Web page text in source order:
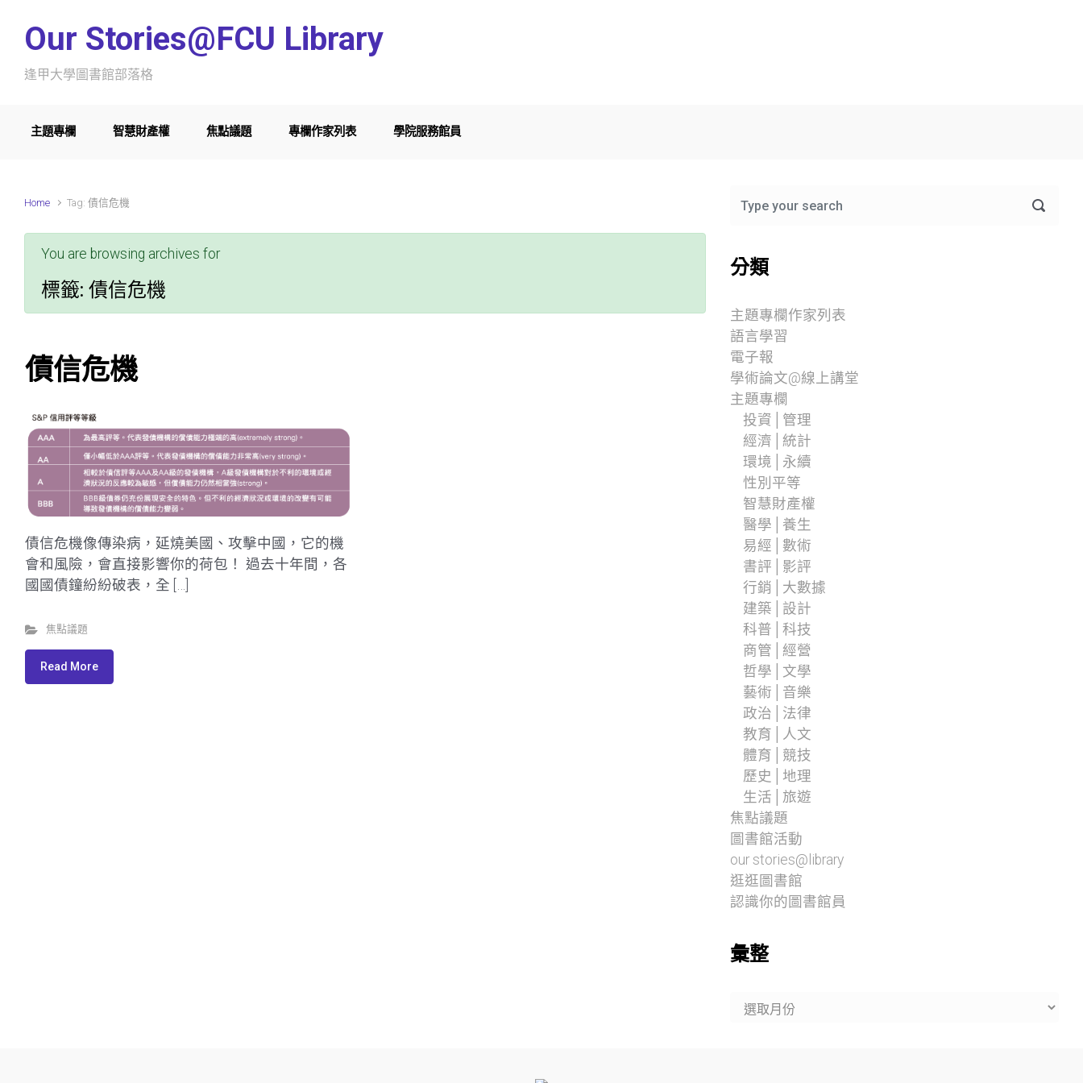
Our Stories@FCU Library
逢甲大學圖書館部落格
主題專欄 智慧財產權 焦點議題 專欄作家列表 學院服務館員
Home Tag: 債信危機
You are browsing archives for
標籤: 債信危機
債信危機
債信危機像傳染病，延燒美國、攻擊中國，它的機
會和風險，會直接影響你的荷包！ 過去十年間，各
國國債鐘紛紛破表，全 […]
焦點議題
Read More
分類
主題專欄作家列表
語言學習
電子報
學術論文@線上講堂
主題專欄
投資│管理
經濟│統計
環境│永續
性別平等
智慧財產權
醫學│養生
易經│數術
書評│影評
行銷│大數據
建築│設計
科普│科技
商管│經營
哲學│文學
藝術│音樂
政治│法律
教育│人文
體育│競技
歷史│地理
生活│旅遊
焦點議題
圖書館活動
our stories@library
逛逛圖書館
認識你的圖書館員
彙整